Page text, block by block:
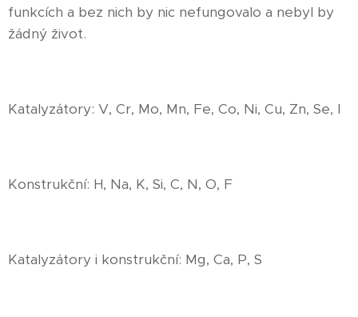
funkcích a bez nich by nic nefungovalo a nebyl by
žádný život.
Katalyzátory: V, Cr, Mo, Mn, Fe, Co, Ni, Cu, Zn, Se, I
Konstrukční: H, Na, K, Si, C, N, O, F
Katalyzátory i konstrukční: Mg, Ca, P, S